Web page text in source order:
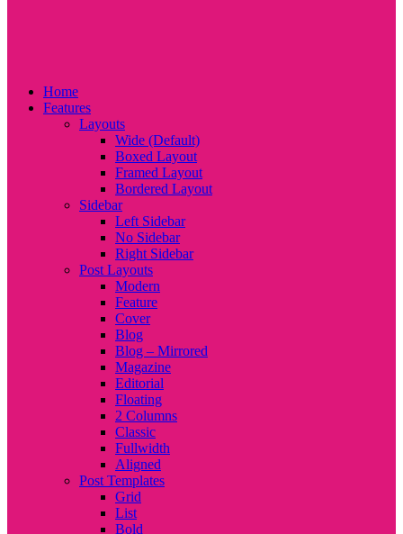
Home
Features
Layouts
Wide (Default)
Boxed Layout
Framed Layout
Bordered Layout
Sidebar
Left Sidebar
No Sidebar
Right Sidebar
Post Layouts
Modern
Feature
Cover
Blog
Blog – Mirrored
Magazine
Editorial
Floating
2 Columns
Classic
Fullwidth
Aligned
Post Templates
Grid
List
Bold